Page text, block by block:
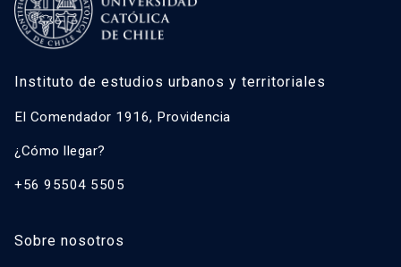
Instituto de estudios urbanos y territoriales
El Comendador 1916, Providencia
¿Cómo llegar?
+56 95504 5505
Sobre nosotros